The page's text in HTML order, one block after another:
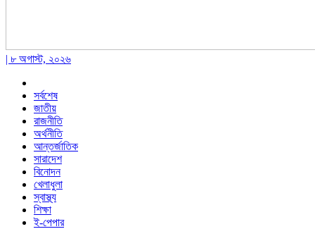
| ৮ অগাস্ট, ২০২৬
সর্বশেষ
জাতীয়
রাজনীতি
অর্থনীতি
আন্তর্জাতিক
সারাদেশ
বিনোদন
খেলাধুলা
স্বাস্থ্য
শিক্ষা
ই-পেপার